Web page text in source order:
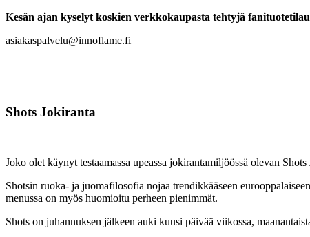
Kesän ajan kyselyt koskien verkkokaupasta tehtyjä
asiakaspalvelu@innoflame.fi
Shots Jokiranta
Joko olet käynyt testaamassa upeassa jokirantamiljöössä olevan Shots
Shotsin ruoka- ja juoma­filosofia nojaa trendikkääseen
menussa on myös huomioitu perheen pienimmät.
Shots on juhannuksen jälkeen auki kuusi päivää viikossa,